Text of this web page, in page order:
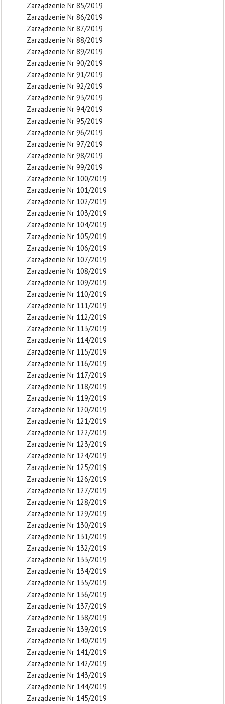
Zarządzenie Nr 85/2019
Zarządzenie Nr 86/2019
Zarządzenie Nr 87/2019
Zarządzenie Nr 88/2019
Zarządzenie Nr 89/2019
Zarządzenie Nr 90/2019
Zarządzenie Nr 91/2019
Zarządzenie Nr 92/2019
Zarządzenie Nr 93/2019
Zarządzenie Nr 94/2019
Zarządzenie Nr 95/2019
Zarządzenie Nr 96/2019
Zarządzenie Nr 97/2019
Zarządzenie Nr 98/2019
Zarządzenie Nr 99/2019
Zarządzenie Nr 100/2019
Zarządzenie Nr 101/2019
Zarządzenie Nr 102/2019
Zarządzenie Nr 103/2019
Zarządzenie Nr 104/2019
Zarządzenie Nr 105/2019
Zarządzenie Nr 106/2019
Zarządzenie Nr 107/2019
Zarządzenie Nr 108/2019
Zarządzenie Nr 109/2019
Zarządzenie Nr 110/2019
Zarządzenie Nr 111/2019
Zarządzenie Nr 112/2019
Zarządzenie Nr 113/2019
Zarządzenie Nr 114/2019
Zarządzenie Nr 115/2019
Zarządzenie Nr 116/2019
Zarządzenie Nr 117/2019
Zarządzenie Nr 118/2019
Zarządzenie Nr 119/2019
Zarządzenie Nr 120/2019
Zarządzenie Nr 121/2019
Zarządzenie Nr 122/2019
Zarządzenie Nr 123/2019
Zarządzenie Nr 124/2019
Zarządzenie Nr 125/2019
Zarządzenie Nr 126/2019
Zarządzenie Nr 127/2019
Zarządzenie Nr 128/2019
Zarządzenie Nr 129/2019
Zarządzenie Nr 130/2019
Zarządzenie Nr 131/2019
Zarządzenie Nr 132/2019
Zarządzenie Nr 133/2019
Zarządzenie Nr 134/2019
Zarządzenie Nr 135/2019
Zarządzenie Nr 136/2019
Zarządzenie Nr 137/2019
Zarządzenie Nr 138/2019
Zarządzenie Nr 139/2019
Zarządzenie Nr 140/2019
Zarządzenie Nr 141/2019
Zarządzenie Nr 142/2019
Zarządzenie Nr 143/2019
Zarządzenie Nr 144/2019
Zarządzenie Nr 145/2019